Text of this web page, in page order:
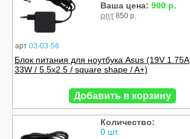
арт 03-03-56
Ваша цена: 900 р.
опт 850 р.
Блок питания для ноутбука Asus (19V 1.75A
33W / 5.5x2.5 / square shape / A+)
Добавить в корзину
Количество:
0 шт.